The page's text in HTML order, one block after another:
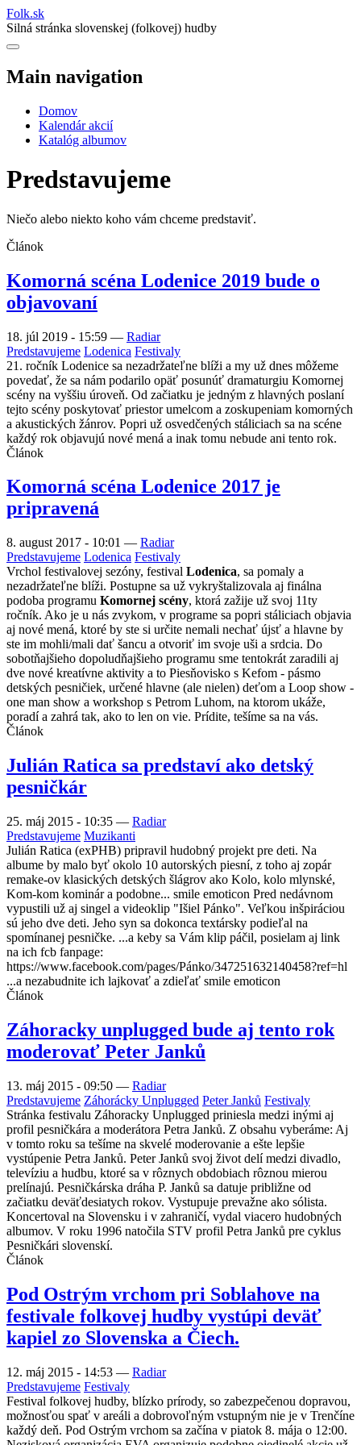
Folk.sk
Silná stránka slovenskej (folkovej) hudby
Main navigation
Domov
Kalendár akcií
Katalóg albumov
Predstavujeme
Niečo alebo niekto koho vám chceme predstaviť.
Článok
Komorná scéna Lodenice 2019 bude o
objavovaní
18. júl 2019 - 15:59 — Radiar
Predstavujeme Lodenica Festivaly
21. ročník Lodenice sa nezadržateľne blíži a my už dnes môžeme
povedať, že sa nám podarilo opäť posunúť dramaturgiu Komornej
scény na vyššiu úroveň. Od začiatku je jedným z hlavných poslaní
tejto scény poskytovať priestor umelcom a zoskupeniam komorných
a akustických žánrov. Popri už osvedčených stáliciach sa na scéne
každý rok objavujú nové mená a inak tomu nebude ani tento rok.
Článok
Komorná scéna Lodenice 2017 je
pripravená
8. august 2017 - 10:01 — Radiar
Predstavujeme Lodenica Festivaly
Vrchol festivalovej sezóny, festival Lodenica, sa pomaly a
nezadržateľne blíži. Postupne sa už vykryštalizovala aj finálna
podoba programu Komornej scény, ktorá zažije už svoj 11ty
ročník. Ako je u nás zvykom, v programe sa popri stáliciach objavia
aj nové mená, ktoré by ste si určite nemali nechať újsť a hlavne by
ste im mohli/mali dať šancu a otvoriť im svoje uši a srdcia. Do
sobotňajšieho dopoludňajšieho programu sme tentokrát zaradili aj
dve nové kreatívne aktivity a to Piesňovisko s Kefom - pásmo
detských pesničiek, určené hlavne (ale nielen) deťom a Loop show -
one man show a workshop s Petrom Luhom, na ktorom ukáže,
poradí a zahrá tak, ako to len on vie. Prídite, tešíme sa na vás.
Článok
Julián Ratica sa predstaví ako detský
pesničkár
25. máj 2015 - 10:35 — Radiar
Predstavujeme Muzikanti
Julián Ratica (exPHB) pripravil hudobný projekt pre deti. Na
albume by malo byť okolo 10 autorských piesní, z toho aj zopár
remake-ov klasických detských šlágrov ako Kolo, kolo mlynské,
Kom-kom kominár a podobne... smile emoticon Pred nedávnom
vypustili už aj singel a videoklip "Išiel Pánko". Veľkou inšpiráciou
sú jeho dve deti. Jeho syn sa dokonca textársky podieľal na
spomínanej pesničke. ...a keby sa Vám klip páčil, posielam aj link
na ich fcb fanpage:
https://www.facebook.com/pages/Pánko/347251632140458?ref=hl
...a nezabudnite ich lajkovať a zdieľať smile emoticon
Článok
Záhoracky unplugged bude aj tento rok
moderovať Peter Janků
13. máj 2015 - 09:50 — Radiar
Predstavujeme Záhorácky Unplugged Peter Janků Festivaly
Stránka festivalu Záhoracky Unplugged priniesla medzi inými aj
profil pesničkára a moderátora Petra Janků. Z obsahu vyberáme: Aj
v tomto roku sa tešíme na skvelé moderovanie a ešte lepšie
vystúpenie Petra Janků. Peter Janků svoj život delí medzi divadlo,
televíziu a hudbu, ktoré sa v rôznych obdobiach rôznou mierou
prelínajú. Pesničkárska dráha P. Janků sa datuje približne od
začiatku deväťdesiatych rokov. Vystupuje prevažne ako sólista.
Koncertoval na Slovensku i v zahraničí, vydal viacero hudobných
albumov. V roku 1996 natočila STV profil Petra Janků pre cyklus
Pesničkári slovenskí.
Článok
Pod Ostrým vrchom pri Soblahove na
festivale folkovej hudby vystúpi deväť
kapiel zo Slovenska a Čiech.
12. máj 2015 - 14:53 — Radiar
Predstavujeme Festivaly
Festival folkovej hudby, blízko prírody, so zabezpečenou dopravou,
možnosťou spať v areáli a dobrovoľným vstupným nie je v Trenčíne
každý deň. Pod Ostrým vrchom sa začína v piatok 8. mája o 12:00.